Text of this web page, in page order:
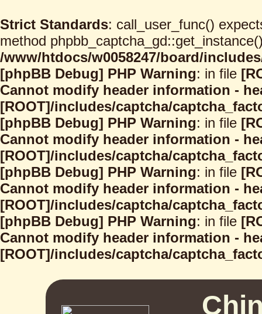
Strict Standards: call_user_func()
method
/www/htdocs/w0058247/board/
[phpBB Debug] PHP Warning: in file
Cannot modify header information -
[ROOT]/includes/captcha/
[phpBB Debug] PHP Warning: in file
Cannot modify header information -
[ROOT]/includes/captcha/
[phpBB Debug] PHP Warning: in file
Cannot modify header information -
[ROOT]/includes/captcha/
[phpBB Debug] PHP Warning: in file
Cannot modify header information -
[ROOT]/includes/captcha/